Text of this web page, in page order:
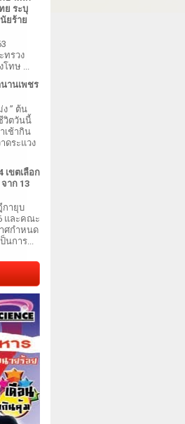
ย ระบุ
ยร้าย
ทรวง
โทษ ...
นานเพชร
ง ” ต้น
วิตวันนี้
เช้ากิน
ดระแวง
เขตเลือก
าก 13
ายุบ
และคณะ
ศกำหนด
นการ...